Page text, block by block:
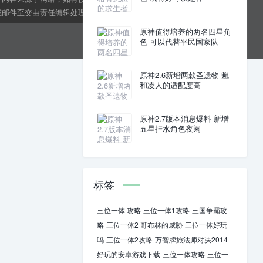
原神值得培养的两名四星角
色 可以代替平民国家队
原神2.6新增两款圣遗物 魈
和凌人的适配度高
原神2.7版本消息爆料 新增
五星挂水角色夜阑
标签
三位一体 攻略 三位一体1攻略 三国争霸攻
略 三位一体2 哥布林的威胁 三位一体好玩
吗 三位一体2攻略 万智牌旅法师对决2014
好玩的安卓游戏下载 三位一体攻略 三位一
件至交由责任编辑处理。kens24dft@hotmail.com